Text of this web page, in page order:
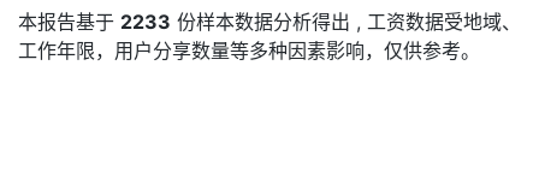
本报告基于 2233 份样本数据分析得出 , 工资数据受地域、
工作年限，用户分享数量等多种因素影响，仅供参考。